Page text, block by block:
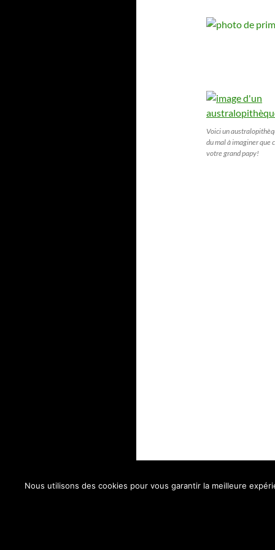
Voici un
du mal à imaginer que
votre grand papy!
Nous utilisons des cookies pour vous garantir la meilleure